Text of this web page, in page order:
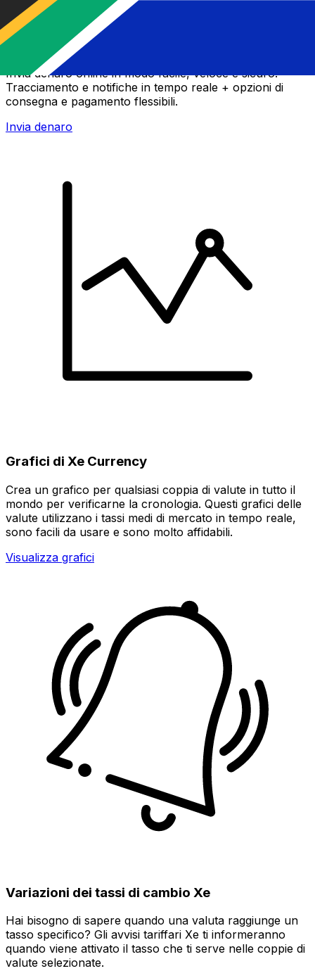
Trasferimenti di denaro internazionali Xe
Invia denaro online in modo facile, veloce e sicuro.
Tracciamento e notifiche in tempo reale + opzioni di
consegna e pagamento flessibili.
Invia denaro
Grafici di Xe Currency
Crea un grafico per qualsiasi coppia di valute in tutto il
mondo per verificarne la cronologia. Questi grafici delle
valute utilizzano i tassi medi di mercato in tempo reale,
sono facili da usare e sono molto affidabili.
Visualizza grafici
Variazioni dei tassi di cambio Xe
Hai bisogno di sapere quando una valuta raggiunge un
tasso specifico? Gli avvisi tariffari Xe ti informeranno
quando viene attivato il tasso che ti serve nelle coppie di
valute selezionate.